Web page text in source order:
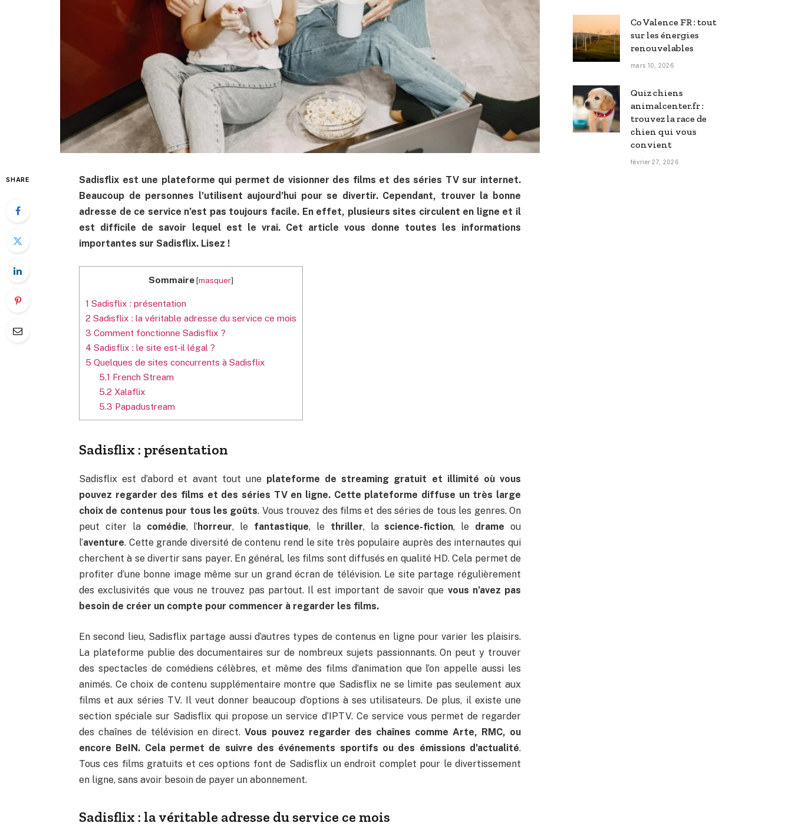
SHARE
Sadisflix est une plateforme qui permet de visionner des films et des séries TV sur internet.
Beaucoup de personnes l’utilisent aujourd’hui pour se divertir. Cependant, trouver la bonne
adresse de ce service n’est pas toujours facile. En effet, plusieurs sites circulent en ligne et il
est difficile de savoir lequel est le vrai. Cet article vous donne toutes les informations
importantes sur Sadisflix. Lisez !
Sommaire[masquer]
1 Sadisflix : présentation
2 Sadisflix : la véritable adresse du service ce mois
3 Comment fonctionne Sadisflix ?
4 Sadisflix : le site est-il légal ?
5 Quelques de sites concurrents à Sadisflix
5.1 French Stream
5.2 Xalaflix
5.3 Papadustream
Sadisflix : présentation
Sadisflix est d’abord et avant tout une plateforme de streaming gratuit et illimité où vous
pouvez regarder des films et des séries TV en ligne. Cette plateforme diffuse un très large
choix de contenus pour tous les goûts. Vous trouvez des films et des séries de tous les genres. On
peut citer la comédie, l’horreur, le fantastique, le thriller, lascience-fiction, le drame ou
l’aventure. Cette grande diversité de contenu rend le site très populaire auprès des internautes qui
cherchent à se divertir sans payer. En général, les films sont diffusés en qualité HD. Cela permet de
profiter d’une bonne image même sur un grand écran de télévision. Le site partage régulièrement
des exclusivités que vous ne trouvez pas partout. Il est important de savoir que vous n’avez pas
besoin de créer un compte pour commencer à regarder les films.
En second lieu, Sadisflix partage aussi d’autres types de contenus en ligne pour varier les plaisirs.
La plateforme publie des documentaires sur de nombreux sujets passionnants. On peut y trouver
des spectacles de comédiens célèbres, et même des films d’animation que l’on appelle aussi les
animés. Ce choix de contenu supplémentaire montre que Sadisflix ne se limite pas seulement aux
films et aux séries TV. Il veut donner beaucoup d’options à ses utilisateurs. De plus, il existe une
section spéciale sur Sadisflix qui propose un service d’IPTV. Ce service vous permet de regarder
des chaînes de télévision en direct.Vous pouvez regarder des chaînes comme Arte, RMC, ou
encore BeIN. Cela permet de suivre des événements sportifs ou des émissions d’actualité.
Tous ces films gratuits et ces options font de Sadisflix un endroit complet pour le divertissement
en ligne, sans avoir besoin de payer un abonnement.
Sadisflix : la véritable adresse du service ce mois
Co Valence FR : tout
sur les énergies
renouvelables
mars 10, 2026
Quiz chiens
animalcenter.fr :
trouvez la race de
chien qui vous
convient
février 27, 2026